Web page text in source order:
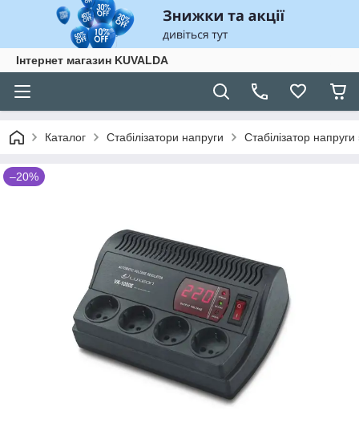
Інтернет магазин KUVALDA
Каталог Стабілізатори напруги Стабілізатор
–20%